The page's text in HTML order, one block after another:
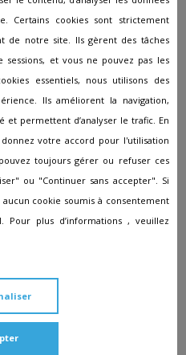
Philippe
Lez-Haubourdin
Certains cookies sont strictement
de notre site. Ils gèrent des tâches
et vous ne pouvez pas les
essentiels, nous utilisons des
Ils améliorent la navigation,
et permettent d’analyser le trafic. En
votre accord pour l'utilisation
toujours gérer ou refuser ces
ou "Continuer sans accepter". Si
cookie soumis à consentement
plus d’informations , veuillez